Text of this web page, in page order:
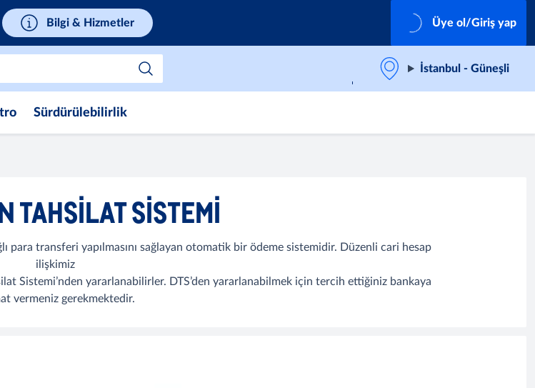
Bilgi & Hizmetler Üye ol/Giriş yap
İstanbul - Güneşli
Sürdürülebilirlik
TAHSILAT SISTEMI
para transferi yapılmasını sağlayan otomatik bir ödeme sistemidir. Düzenli cari hesap
ilişkimiz
Sistemi’nden yararlanabilirler. DTS’den yararlanabilmek için tercih ettiğiniz bankaya
vermeniz gerekmektedir.